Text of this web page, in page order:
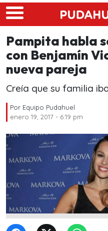
Skip to main content
Pampita habla
con Benjamín
nueva pareja
Creía que su familia
Por Equipo Pudahuel
enero 19, 2017 - 6:19 pm